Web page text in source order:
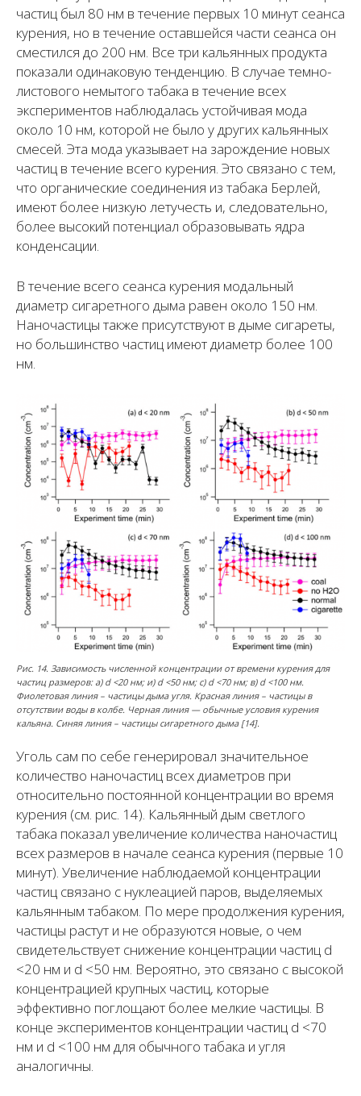
частиц был 80 нм в течение первых 10 минут сеанса
курения, но в течение оставшейся части сеанса он
сместился до 200 нм. Все три кальянных продукта
показали одинаковую тенденцию. В случае темно-
листового немытого табака в течение всех
экспериментов наблюдалась устойчивая мода
около 10 нм, которой не было у других кальянных
смесей. Эта мода указывает на зарождение новых
частиц в течение всего курения. Это связано с тем,
что органические соединения из табака Берлей,
имеют более низкую летучесть и, следовательно,
более высокий потенциал образовывать ядра
конденсации.
В течение всего сеанса курения модальный
диаметр сигаретного дыма равен около 150 нм.
Наночастицы также присутствуют в дыме сигареты,
но большинство частиц имеют диаметр более 100
нм.
Рис. 14. Зависимость численной концентрации от времени курения для
частиц размеров: a) d <20 нм; и) d <50 нм; с) d <70 нм; в) d <100 нм.
Фиолетовая линия – частицы дыма угля. Красная линия – частицы в
отсутствии воды в колбе. Черная линия — обычные условия курения
кальяна. Синяя линия – частицы сигаретного дыма [14].
Уголь сам по себе генерировал значительное
количество наночастиц всех диаметров при
относительно постоянной концентрации во время
курения (см. рис. 14). Кальянный дым светлого
табака показал увеличение количества наночастиц
всех размеров в начале сеанса курения (первые 10
минут). Увеличение наблюдаемой концентрации
частиц связано с нуклеацией паров, выделяемых
кальянным табаком. По мере продолжения курения,
частицы растут и не образуются новые, о чем
свидетельствует снижение концентрации частиц d
<20 нм и d <50 нм. Вероятно, это связано с высокой
концентрацией крупных частиц, которые
эффективно поглощают более мелкие частицы. В
конце экспериментов концентрации частиц d <70
нм и d <100 нм для обычного табака и угля
аналогичны.